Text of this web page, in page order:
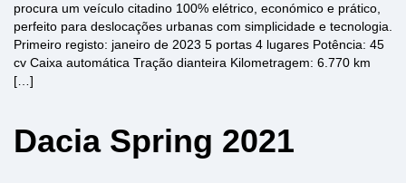
procura um veículo citadino 100% elétrico, económico e prático,
perfeito para deslocações urbanas com simplicidade e tecnologia.
Primeiro registo: janeiro de 2023 5 portas 4 lugares Potência: 45
cv Caixa automática Tração dianteira Kilometragem: 6.770 km
[…]
Dacia Spring 2021